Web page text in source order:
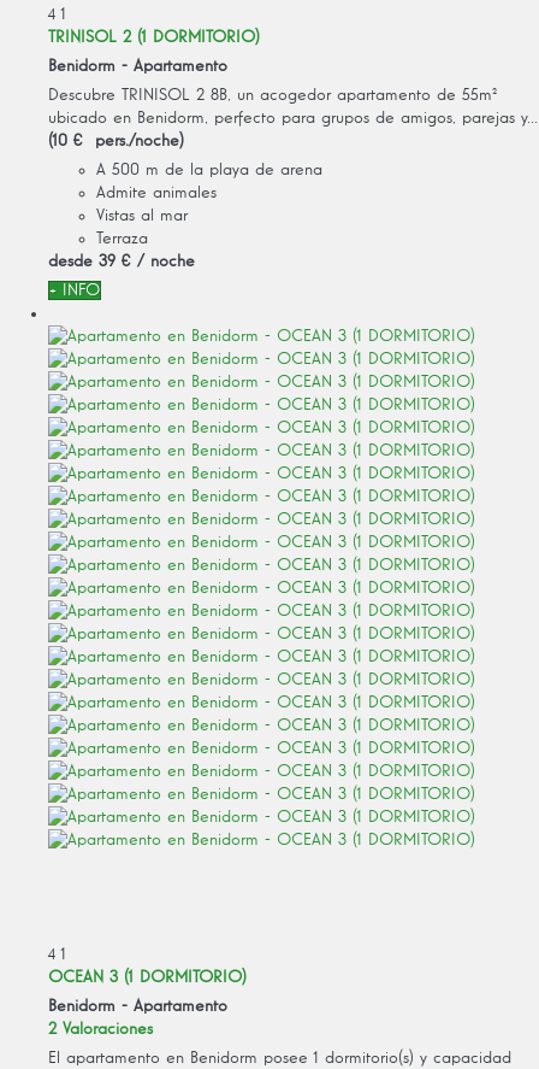
4 1
TRINISOL 2 (1 DORMITORIO)
Benidorm - Apartamento
Descubre TRINISOL 2 8B, un acogedor apartamento de 55m²
ubicado en Benidorm, perfecto para grupos de amigos, parejas y...
(10 € pers./noche)
A 500 m de la playa de arena
Admite animales
Vistas al mar
Terraza
desde 39 € / noche
+ INFO
4 1
OCEAN 3 (1 DORMITORIO)
Benidorm - Apartamento
2 Valoraciones
El apartamento en Benidorm posee 1 dormitorio(s) y capacidad